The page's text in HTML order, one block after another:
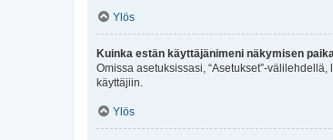
Ylös
Kuinka estän käyttäjänimeni näkymisen
Omissa asetuksissasi, “Asetukset”-
käyttäjiin.
Ylös